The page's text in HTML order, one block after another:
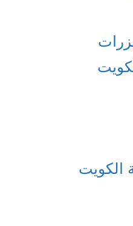
الكويت